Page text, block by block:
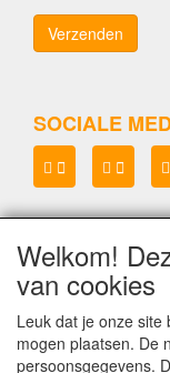
SOCIALE
©
Welkom!
van cookies
Leuk dat je onze site
mogen plaatsen. De
persoonsgegevens.